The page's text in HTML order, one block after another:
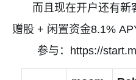
而且现在开户还有新
赠股 + 闲置资金8.1%
参与： https://